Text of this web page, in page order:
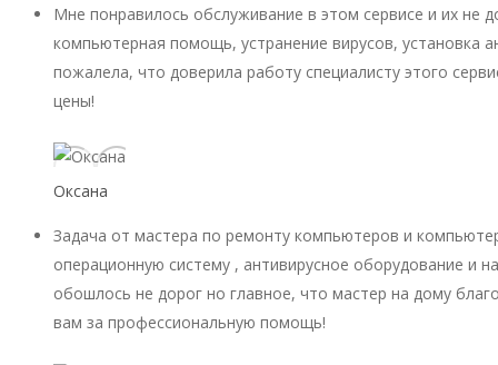
Мне понравилось обслуживание в этом сервисе и их не
компьютерная помощь, устранение вирусов, установка
пожалела, что доверила работу специалисту этого
цены!
Оксана
Задача от мастера по ремонту компьютеров и
операционную систему , антивирусное оборудование и
обошлось не дорог но главное, что мастер на дому
вам за профессиональную помощь!